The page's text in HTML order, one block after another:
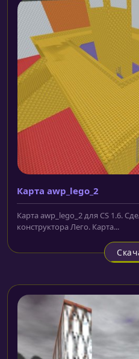
Карта awp_lego_2
Карта awp_lego_2 для CS 1.6.
конструктора Лего. Карта...